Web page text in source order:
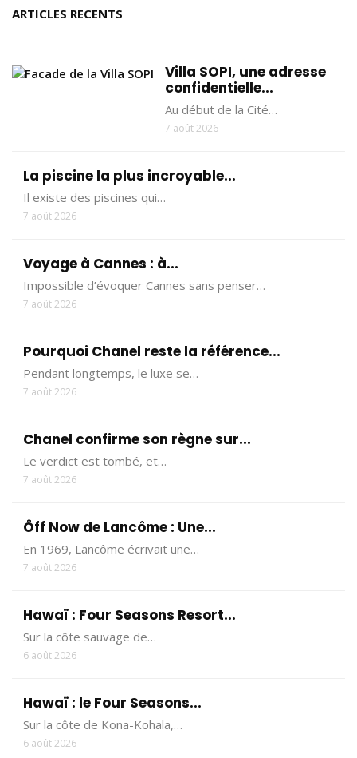
ARTICLES RECENTS
Villa SOPI, une adresse
confidentielle...
Au début de la Cité…
7 août 2026
La piscine la plus incroyable...
Il existe des piscines qui…
7 août 2026
Voyage à Cannes : à...
Impossible d’évoquer Cannes sans penser…
7 août 2026
Pourquoi Chanel reste la référence...
Pendant longtemps, le luxe se…
7 août 2026
Chanel confirme son règne sur...
Le verdict est tombé, et…
7 août 2026
Ôff Now de Lancôme : Une...
En 1969, Lancôme écrivait une…
7 août 2026
Hawaï : Four Seasons Resort...
Sur la côte sauvage de…
6 août 2026
Hawaï : le Four Seasons...
Sur la côte de Kona-Kohala,…
6 août 2026